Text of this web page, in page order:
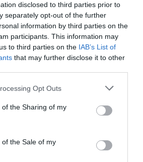
disclosed to third parties prior to
separately opt-out of the further
information by third parties on the
participants. This information may
to third parties on the IAB’s List of
that may further disclose it to other
Opt Outs
the Sharing of my
the Sale of my
email e site neste navegador
eu comentar.